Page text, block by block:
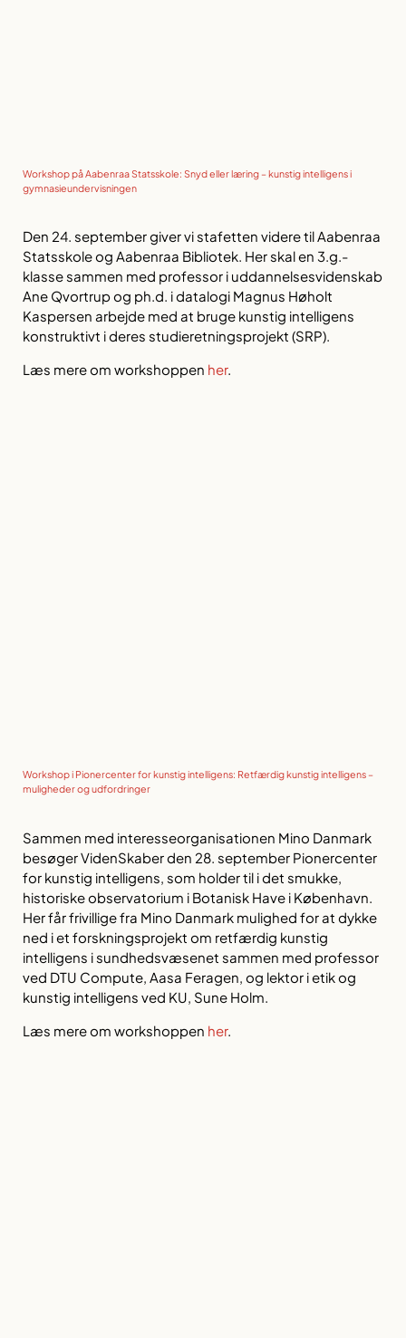
Workshop på Aabenraa Statsskole: Snyd eller læring – kunstig intelligens i
gymnasieundervisningen
Den 24. september giver vi stafetten videre til Aabenraa
Statsskole og Aabenraa Bibliotek. Her skal en 3.g.-
klasse sammen med professor i uddannelsesvidenskab
Ane Qvortrup og ph.d. i datalogi Magnus Høholt
Kaspersen arbejde med at bruge kunstig intelligens
konstruktivt i deres studieretningsprojekt (SRP).
Læs mere om workshoppen her.
Workshop i Pionercenter for kunstig intelligens: Retfærdig kunstig intelligens –
muligheder og udfordringer
Sammen med interesseorganisationen Mino Danmark
besøger VidenSkaber den 28. september Pionercenter
for kunstig intelligens, som holder til i det smukke,
historiske observatorium i Botanisk Have i København.
Her får frivillige fra Mino Danmark mulighed for at dykke
ned i et forskningsprojekt om retfærdig kunstig
intelligens i sundhedsvæsenet sammen med professor
ved DTU Compute, Aasa Feragen, og lektor i etik og
kunstig intelligens ved KU, Sune Holm.
Læs mere om workshoppen her.